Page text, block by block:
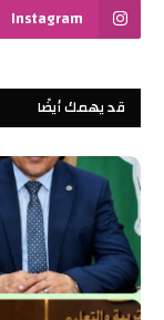
Instagram
قد يهمك أيضًا